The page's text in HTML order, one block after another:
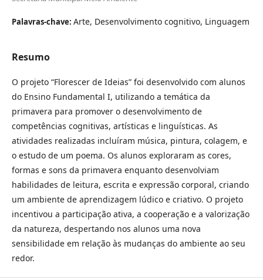
Palavras-chave: Arte, Desenvolvimento cognitivo, Linguagem
Resumo
O projeto “Florescer de Ideias” foi desenvolvido com alunos
do Ensino Fundamental I, utilizando a temática da
primavera para promover o desenvolvimento de
competências cognitivas, artísticas e linguísticas. As
atividades realizadas incluíram música, pintura, colagem, e
o estudo de um poema. Os alunos exploraram as cores,
formas e sons da primavera enquanto desenvolviam
habilidades de leitura, escrita e expressão corporal, criando
um ambiente de aprendizagem lúdico e criativo. O projeto
incentivou a participação ativa, a cooperação e a valorização
da natureza, despertando nos alunos uma nova
sensibilidade em relação às mudanças do ambiente ao seu
redor.